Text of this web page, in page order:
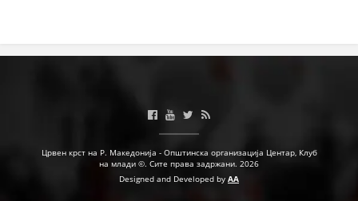
Црвен крст на Р. Македонија - Општинска организација Центар, Клуб
на млади ©. Сите права задржани. 2026
Designed and Developed by AA